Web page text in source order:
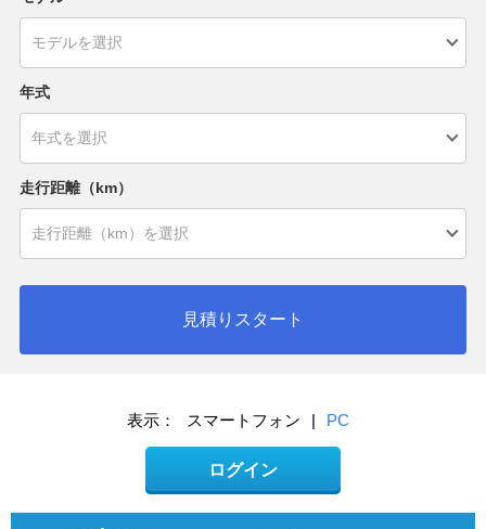
年式
走行距離（km）
見積りスタート
表示： スマートフォン | PC
ログイン